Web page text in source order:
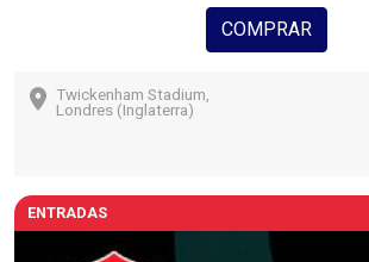
COMPRAR
Twickenham Stadium,
Londres (Inglaterra)
ENTRADAS